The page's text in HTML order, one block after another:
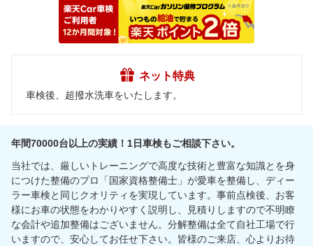
ネット特典
車検後、超撥水洗車をいたします。
年間70000台以上の実績！1日車検もご相談下さい。
当社では、厳しいトレーニングで高度な技術と豊富な知識とを身
につけた整備のプロ「国家資格整備士」が愛車を整備し、ディー
ラー車検と同じクオリティを実現しています。事前点検後、お客
様にお車の状態をわかりやすく説明し、見積りしますので不明瞭
な会計や追加整備はございません。分解整備は全て自社工場で行
いますので、安心してお任せ下さい。皆様のご来店、心よりお待